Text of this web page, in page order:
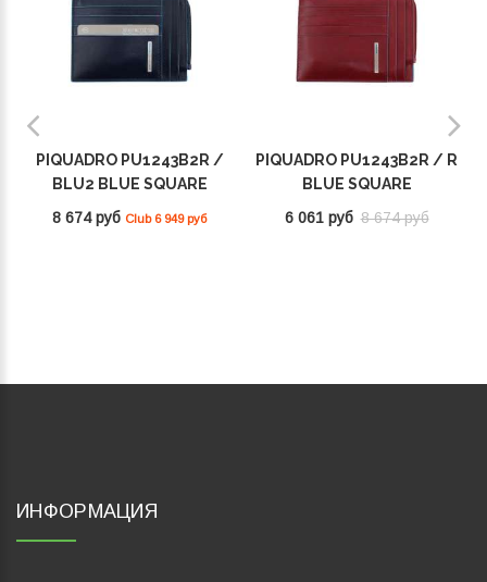
PIQUADRO PU1243B2R /
BLU2 BLUE SQUARE
8 674 руб Club 6 949 руб
PIQUADRO PU1243B2R / R
BLUE SQUARE
6 061 руб 8 674 руб
ИНФОРМАЦИЯ